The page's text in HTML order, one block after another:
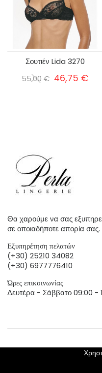
Σουτιέν Lida 3270
55,00 € 46,75 €
Θα χαρούμε να σας
σε οποιαδήποτε απορία σας.
Εξυπηρέτηση πελατών
(+30) 25210 34082
(+30) 6977776410
Ώρες επικοινωνίας
Δευτέρα - Σάββατο 09:00 -